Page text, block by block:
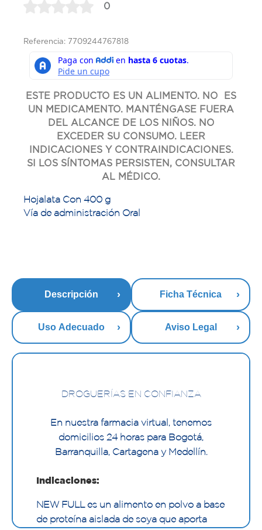
0
Referencia: 7709244767818
ESTE PRODUCTO ES UN ALIMENTO. NO ES
UN MEDICAMENTO. MANTÉNGASE FUERA
DEL ALCANCE DE LOS NIÑOS. NO
EXCEDER SU CONSUMO. LEER
INDICACIONES Y CONTRAINDICACIONES.
SI LOS SÍNTOMAS PERSISTEN, CONSULTAR
AL MÉDICO.
Hojalata Con 400 g
Vía de administración Oral
Descripción Ficha Técnica
Uso Adecuado Aviso Legal
DROGUERÍAS EN CONFIANZA
En nuestra farmacia virtual, tenemos
domicilios 24 horas para Bogotá,
Barranquilla, Cartagena y Medellín.
Indicaciones:
NEW FULL es un alimento en polvo a base
de proteína aislada de soya que aporta